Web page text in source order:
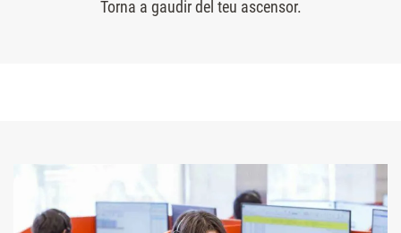
Torna a gaudir del teu ascensor.